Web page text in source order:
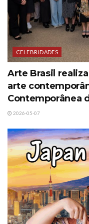
CELEBRIDADES
Arte Brasil
arte
Contemporânea
2026-05-07